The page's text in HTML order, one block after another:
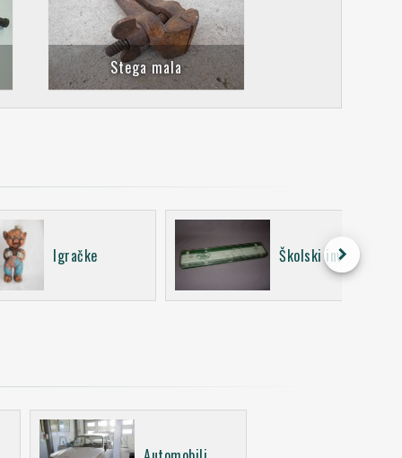
Stega mala
Igračke Školski inventar
keyboard_arrow_right